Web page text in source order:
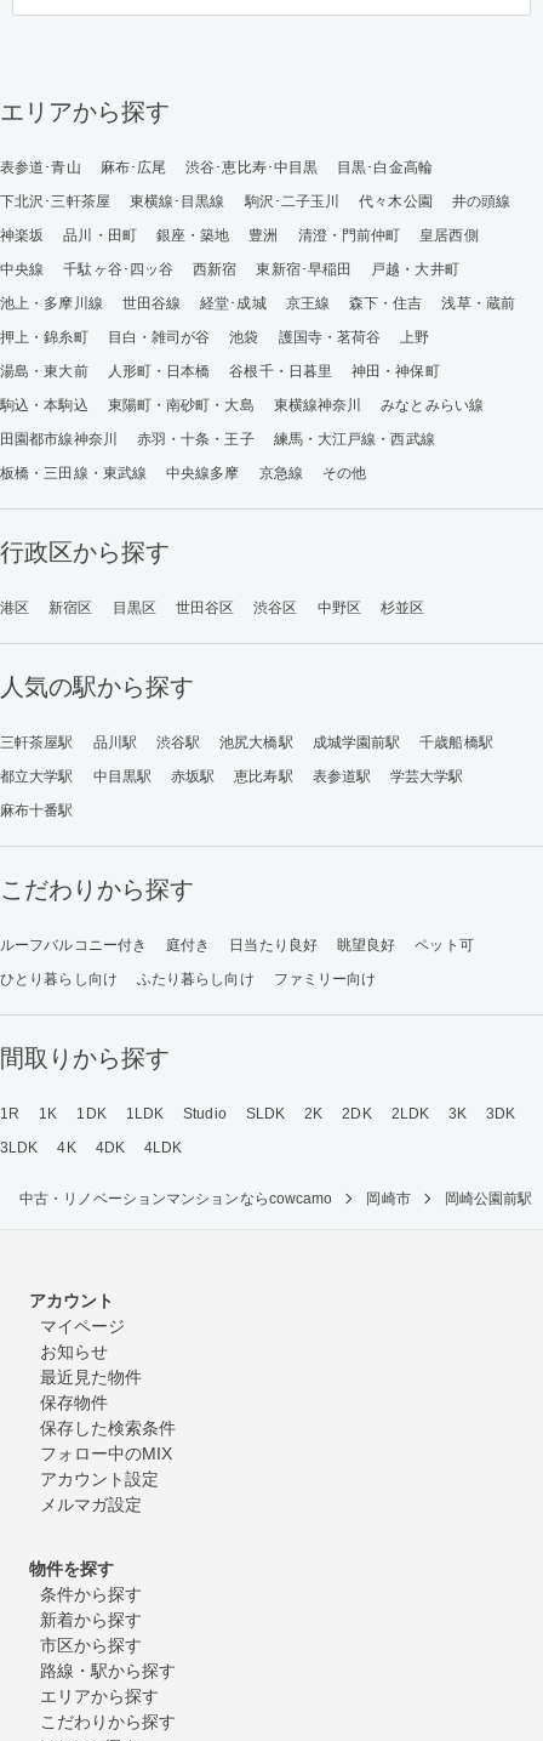
エリアから探す
表参道･青山 麻布･広尾 渋谷･恵比寿･中目黒
目黒･白金高輪
下北沢･三軒茶屋
東横線･目黒線 駒沢･二子玉川 代々木公園
井の頭線
神楽坂
品川・田町 銀座・築地 豊洲 清澄・門前仲町
皇居西側
中央線
千駄ヶ谷･四ッ谷 西新宿 東新宿･早稲田
戸越・大井町
池上・多摩川線
世田谷線 経堂･成城 京王線 森下・住吉
浅草・蔵前
押上・錦糸町
目白・雑司が谷 池袋 護国寺・茗荷谷
上野
湯島・東大前
人形町・日本橋 谷根千・日暮里
神田・神保町
駒込・本駒込
東陽町・南砂町・大島 東横線神奈川
みなとみらい線
田園都市線神奈川
赤羽・十条・王子
練馬・大江戸線・西武線
板橋・三田線・東武線
中央線多摩 京急線 その他
行政区から探す
港区 新宿区 目黒区 世田谷区 渋谷区 中野区 杉並区
人気の駅から探す
三軒茶屋駅 品川駅 渋谷駅 池尻大橋駅 成城学園前駅
千歳船橋駅
都立大学駅
中目黒駅 赤坂駅 恵比寿駅 表参道駅
学芸大学駅
麻布十番駅
こだわりから探す
ルーフバルコニー付き 庭付き 日当たり良好 眺望良好
ペット可
ひとり暮らし向け
ふたり暮らし向け ファミリー向け
間取りから探す
1R 1K 1DK 1LDK Studio SLDK 2K 2DK 2LDK 3K
3DK
3LDK
4K 4DK 4LDK
中古・リノベーションマンションならcowcamo 岡崎市 岡崎公園前駅
アカウント
マイページ
お知らせ
最近見た物件
保存物件
保存した検索条件
フォロー中のMIX
アカウント設定
メルマガ設定
物件を探す
条件から探す
新着から探す
市区から探す
路線・駅から探す
エリアから探す
こだわりから探す